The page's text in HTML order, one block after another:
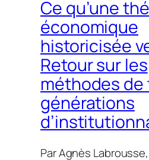
Ce qu’une
économique
historicisée
Retour sur les
méthodes de
générations
ParAgnès Labrousse,